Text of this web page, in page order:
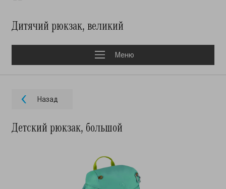
Дитячий рюкзак, великий
Меню
Назад
Детский рюкзак, большой